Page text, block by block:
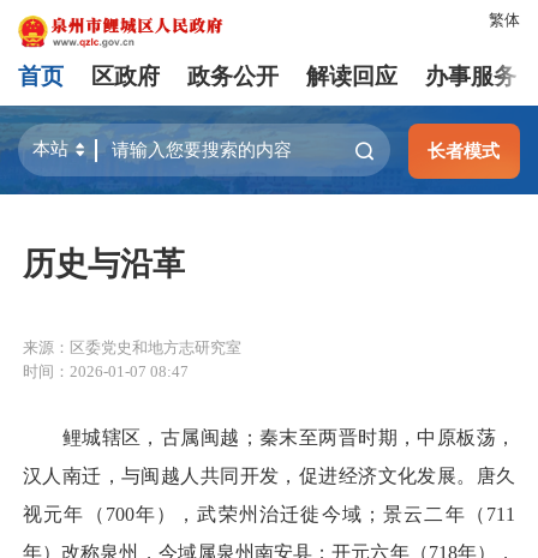
繁体
首页 区政府 政务公开 解读回应 办事服务
长者模式
历史与沿革
来源：区委党史和地方志研究室
时间：2026-01-07 08:47
鲤城辖区，古属闽越；秦末至两晋时期，中原板荡，
汉人南迁，与闽越人共同开发，促进经济文化发展。唐久
视元年（700年），武荣州治迁徙今域；景云二年（711
年）改称泉州，今域属泉州南安县；开元六年（718年），